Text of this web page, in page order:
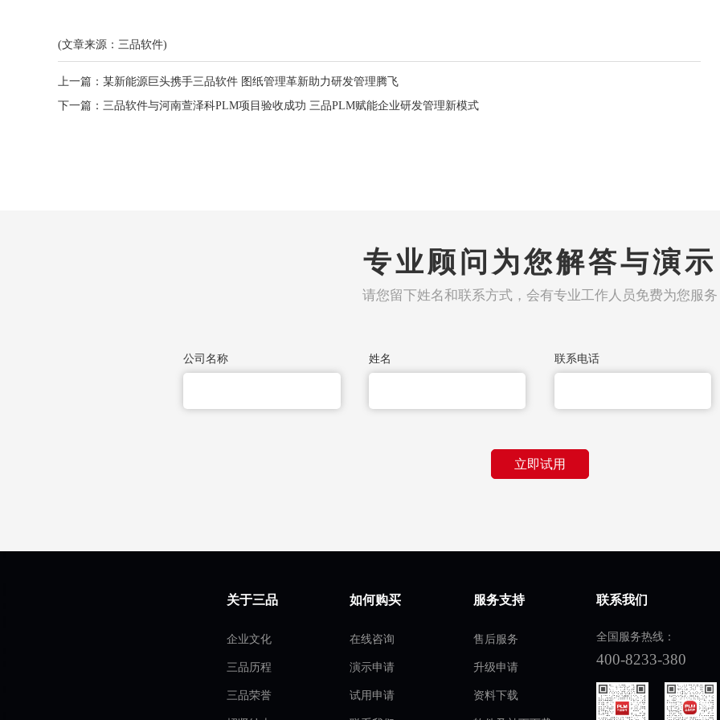
(文章来源：三品软件)
上一篇： 某新能源巨头携手三品软件 图纸管理革新助力研发管理腾飞
下一篇： 三品软件与河南萱泽科PLM项目验收成功 三品PLM赋能企业研发管理新模式
专业顾问为您解答与演示
请您留下姓名和联系方式，会有专业工作人员免费为您服务
公司名称 姓名 联系电话
立即试用
关于三品
企业文化
三品历程
三品荣誉
如何购买
在线咨询
演示申请
试用申请
服务支持
售后服务
升级申请
资料下载
联系我们
全国服务热线：
400-8233-380